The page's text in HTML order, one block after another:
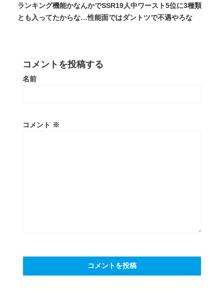
ランキング機能かなんかでSSR19人中ワースト5位に3種類
とも入ってたからな…性能面ではダントツで不遇やろな
コメントを投稿する
名前
コメント ※